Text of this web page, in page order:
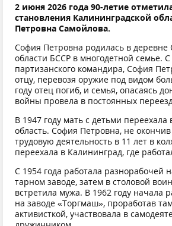
2 июня 2026 года 90-летие
становления Калининградской
Петровна Самойлова.
София Петровна родилась в деревне
области БССР в многодетной семье.
партизанского командира, София
отцу, перевозя оружие под видом
году отец погиб, и семья, опасаясь
войны провела в постоянных
В 1947 году мать с детьми
область. София Петровна, не
трудовую деятельность в 11 лет в
переехала в Калининград, где
С 1954 года работала разнорабочей
тарном заводе, затем в столовой
встретила мужа. В 1962 году начала
на заводе «Торгмаш», проработав
активисткой, участвовала в